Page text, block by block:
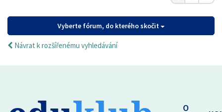
Vyberte fórum, do kterého skočit
Návrat k rozšířenému vyhledávání
O